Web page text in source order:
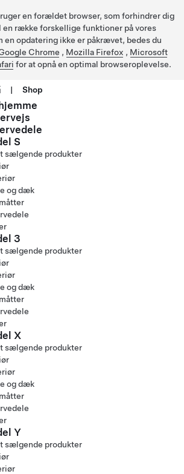
en forældet browser, som forhindrer dig
en række forskellige funktioner på vores
en opdatering ikke er påkrævet, bedes du
Chrome , Mozilla Firefox , Microsoft
for at opnå en optimal browseroplevelse.
| Shop
S
sælgende produkter
og dæk
3
sælgende produkter
og dæk
X
sælgende produkter
og dæk
Y
sælgende produkter